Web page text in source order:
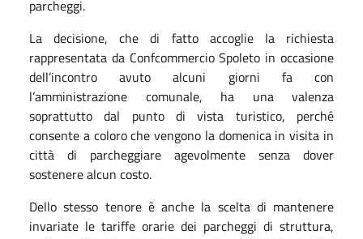
parcheggi.
La decisione, che di fatto accoglie la richiesta
rappresentata da Confcommercio Spoleto in occasione
dell’incontro avuto alcuni giorni fa con
l’amministrazione comunale, ha una valenza
soprattutto dal punto di vista turistico, perché
consente a coloro che vengono la domenica in visita in
città di parcheggiare agevolmente senza dover
sostenere alcun costo.
Dello stesso tenore è anche la scelta di mantenere
invariate le tariffe orarie dei parcheggi di struttura,